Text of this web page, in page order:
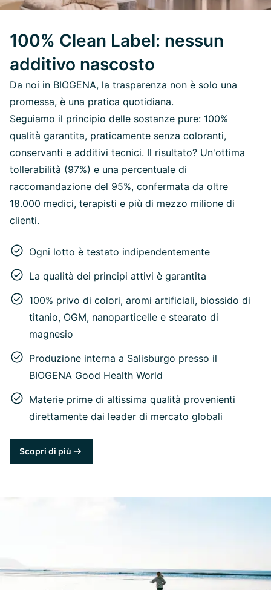
100% Clean Label: nessun
additivo nascosto
Da noi in BIOGENA, la trasparenza non è solo una
promessa, è una pratica quotidiana.
Seguiamo il principio delle sostanze pure: 100%
qualità garantita, praticamente senza coloranti,
conservanti e additivi tecnici. Il risultato? Un'ottima
tollerabilità (97%) e una percentuale di
raccomandazione del 95%, confermata da oltre
18.000 medici, terapisti e più di mezzo milione di
clienti.
Ogni lotto è testato indipendentemente
La qualità dei principi attivi è garantita
100% privo di colori, aromi artificiali, biossido di
titanio, OGM, nanoparticelle e stearato di
magnesio
Produzione interna a Salisburgo presso il
BIOGENA Good Health World
Materie prime di altissima qualità provenienti
direttamente dai leader di mercato globali
Scopri di più